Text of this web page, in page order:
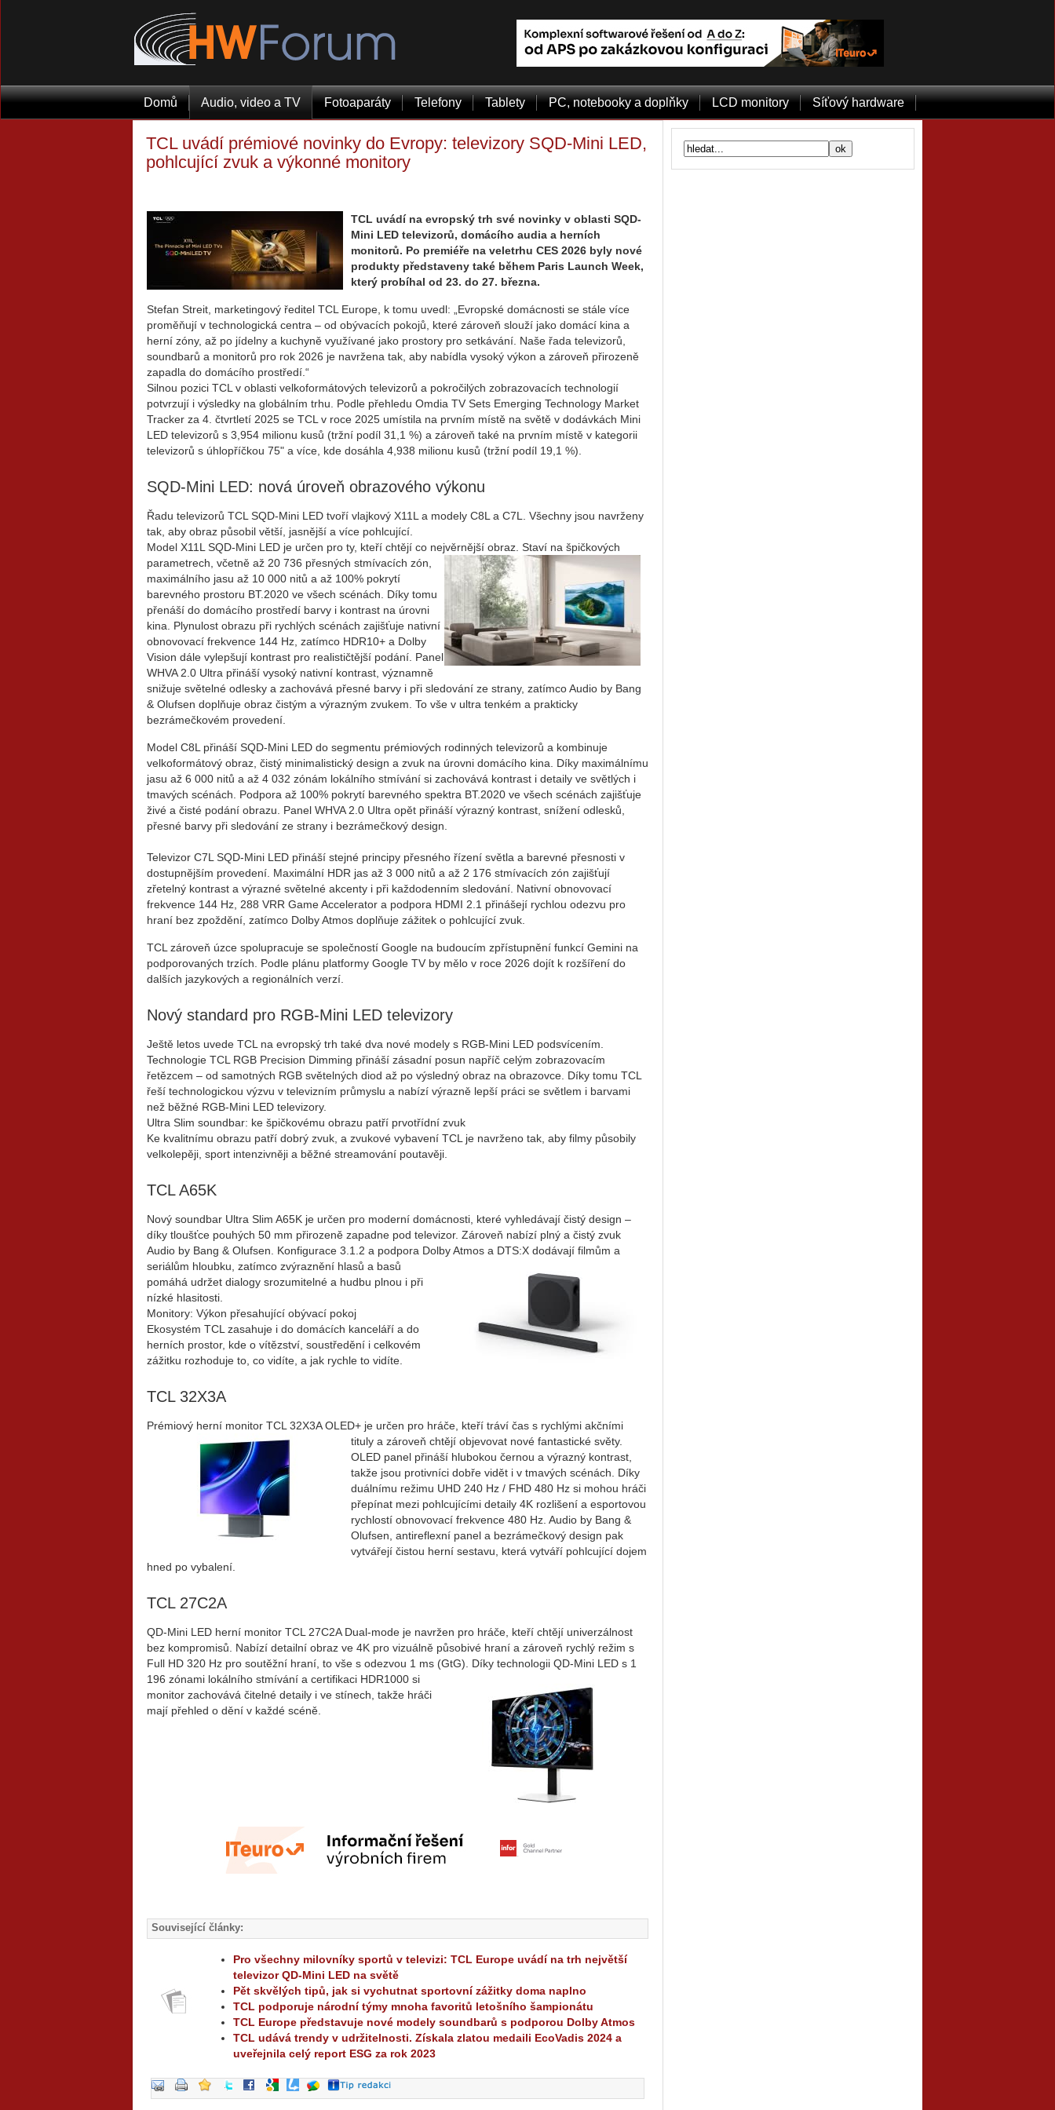
Domů Audio, video a TV Fotoaparáty Telefony Tablety PC, notebooky a doplňky LCD monitory Síťový hardware
TCL uvádí prémiové novinky do Evropy: televizory SQD-Mini LED,
pohlcující zvuk a výkonné monitory
TCL uvádí na evropský trh své novinky v oblasti SQD-
Mini LED televizorů, domácího audia a herních
monitorů. Po premiéře na veletrhu CES 2026 byly nové
produkty představeny také během Paris Launch Week,
který probíhal od 23. do 27. března.
Stefan Streit, marketingový ředitel TCL Europe, k tomu uvedl: „Evropské domácnosti se stále více
proměňují v technologická centra – od obývacích pokojů, které zároveň slouží jako domácí kina a
herní zóny, až po jídelny a kuchyně využívané jako prostory pro setkávání. Naše řada televizorů,
soundbarů a monitorů pro rok 2026 je navržena tak, aby nabídla vysoký výkon a zároveň přirozeně
zapadla do domácího prostředí.“
Silnou pozici TCL v oblasti velkoformátových televizorů a pokročilých zobrazovacích technologií
potvrzují i výsledky na globálním trhu. Podle přehledu Omdia TV Sets Emerging Technology Market
Tracker za 4. čtvrtletí 2025 se TCL v roce 2025 umístila na prvním místě na světě v dodávkách Mini
LED televizorů s 3,954 milionu kusů (tržní podíl 31,1 %) a zároveň také na prvním místě v kategorii
televizorů s úhlopříčkou 75" a více, kde dosáhla 4,938 milionu kusů (tržní podíl 19,1 %).
SQD-Mini LED: nová úroveň obrazového výkonu
Řadu televizorů TCL SQD-Mini LED tvoří vlajkový X11L a modely C8L a C7L. Všechny jsou navrženy
tak, aby obraz působil větší, jasnější a více pohlcující.
Model X11L SQD-Mini LED je určen pro ty, kteří chtějí co nejvěrnější obraz. Staví na špičkových
parametrech, včetně až 20 736 přesných stmívacích zón,
maximálního jasu až 10 000 nitů a až 100% pokrytí
barevného prostoru BT.2020 ve všech scénách. Díky tomu
přenáší do domácího prostředí barvy i kontrast na úrovni
kina. Plynulost obrazu při rychlých scénách zajišťuje nativní
obnovovací frekvence 144 Hz, zatímco HDR10+ a Dolby
Vision dále vylepšují kontrast pro realističtější podání. Panel
WHVA 2.0 Ultra přináší vysoký nativní kontrast, významně
snižuje světelné odlesky a zachovává přesné barvy i při sledování ze strany, zatímco Audio by Bang
& Olufsen doplňuje obraz čistým a výrazným zvukem. To vše v ultra tenkém a prakticky
bezrámečkovém provedení.
Model C8L přináší SQD-Mini LED do segmentu prémiových rodinných televizorů a kombinuje
velkoformátový obraz, čistý minimalistický design a zvuk na úrovni domácího kina. Díky maximálnímu
jasu až 6 000 nitů a až 4 032 zónám lokálního stmívání si zachovává kontrast i detaily ve světlých i
tmavých scénách. Podpora až 100% pokrytí barevného spektra BT.2020 ve všech scénách zajišťuje
živé a čisté podání obrazu. Panel WHVA 2.0 Ultra opět přináší výrazný kontrast, snížení odlesků,
přesné barvy při sledování ze strany i bezrámečkový design.
Televizor C7L SQD-Mini LED přináší stejné principy přesného řízení světla a barevné přesnosti v
dostupnějším provedení. Maximální HDR jas až 3 000 nitů a až 2 176 stmívacích zón zajišťují
zřetelný kontrast a výrazné světelné akcenty i při každodenním sledování. Nativní obnovovací
frekvence 144 Hz, 288 VRR Game Accelerator a podpora HDMI 2.1 přinášejí rychlou odezvu pro
hraní bez zpoždění, zatímco Dolby Atmos doplňuje zážitek o pohlcující zvuk.
TCL zároveň úzce spolupracuje se společností Google na budoucím zpřístupnění funkcí Gemini na
podporovaných trzích. Podle plánu platformy Google TV by mělo v roce 2026 dojít k rozšíření do
dalších jazykových a regionálních verzí.
Nový standard pro RGB-Mini LED televizory
Ještě letos uvede TCL na evropský trh také dva nové modely s RGB-Mini LED podsvícením.
Technologie TCL RGB Precision Dimming přináší zásadní posun napříč celým zobrazovacím
řetězcem – od samotných RGB světelných diod až po výsledný obraz na obrazovce. Díky tomu TCL
řeší technologickou výzvu v televizním průmyslu a nabízí výrazně lepší práci se světlem i barvami
než běžné RGB-Mini LED televizory.
Ultra Slim soundbar: ke špičkovému obrazu patří prvotřídní zvuk
Ke kvalitnímu obrazu patří dobrý zvuk, a zvukové vybavení TCL je navrženo tak, aby filmy působily
velkolepěji, sport intenzivněji a běžné streamování poutavěji.
TCL A65K
Nový soundbar Ultra Slim A65K je určen pro moderní domácnosti, které vyhledávají čistý design –
díky tloušťce pouhých 50 mm přirozeně zapadne pod televizor. Zároveň nabízí plný a čistý zvuk
Audio by Bang & Olufsen. Konfigurace 3.1.2 a podpora Dolby Atmos a DTS:X dodávají filmům a
seriálům hloubku, zatímco zvýraznění hlasů a basů
pomáhá udržet dialogy srozumitelné a hudbu plnou i při
nízké hlasitosti.
Monitory: Výkon přesahující obývací pokoj
Ekosystém TCL zasahuje i do domácích kanceláří a do
herních prostor, kde o vítězství, soustředění i celkovém
zážitku rozhoduje to, co vidíte, a jak rychle to vidíte.
TCL 32X3A
Prémiový herní monitor TCL 32X3A OLED+ je určen pro hráče, kteří tráví čas s rychlými akčními
tituly a zároveň chtějí objevovat nové fantastické světy.
OLED panel přináší hlubokou černou a výrazný kontrast,
takže jsou protivníci dobře vidět i v tmavých scénách. Díky
duálnímu režimu UHD 240 Hz / FHD 480 Hz si mohou hráči
přepínat mezi pohlcujícími detaily 4K rozlišení a esportovou
rychlostí obnovovací frekvence 480 Hz. Audio by Bang &
Olufsen, antireflexní panel a bezrámečkový design pak
vytvářejí čistou herní sestavu, která vytváří pohlcující dojem
hned po vybalení.
TCL 27C2A
QD-Mini LED herní monitor TCL 27C2A Dual-mode je navržen pro hráče, kteří chtějí univerzálnost
bez kompromisů. Nabízí detailní obraz ve 4K pro vizuálně působivé hraní a zároveň rychlý režim s
Full HD 320 Hz pro soutěžní hraní, to vše s odezvou 1 ms (GtG). Díky technologii QD-Mini LED s 1
196 zónami lokálního stmívání a certifikaci HDR1000 si
monitor zachovává čitelné detaily i ve stínech, takže hráči
mají přehled o dění v každé scéně.
Související články:
Pro všechny milovníky sportů v televizi: TCL Europe uvádí na trh největší
televizor QD-Mini LED na světě
Pět skvělých tipů, jak si vychutnat sportovní zážitky doma naplno
TCL podporuje národní týmy mnoha favoritů letošního šampionátu
TCL Europe představuje nové modely soundbarů s podporou Dolby Atmos
TCL udává trendy v udržitelnosti. Získala zlatou medaili EcoVadis 2024 a
uveřejnila celý report ESG za rok 2023